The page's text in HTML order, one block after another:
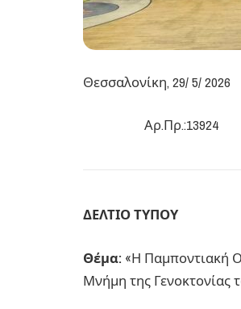
Θεσσαλονίκη, 29/ 5/ 2026
Αρ.Πρ.:13924
ΔΕΛΤΙΟ ΤΥΠΟΥ
Θέμα: «Η Παμποντιακή
Μνήμη της Γενοκτονίας